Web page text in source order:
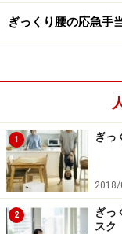
ぎっくり腰の応急手
1 ぎっ
2
ぎっ
スク